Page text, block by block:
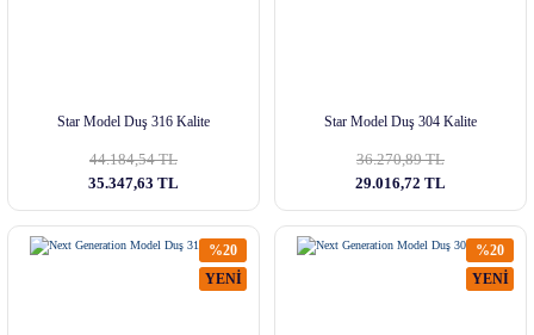
Star Model Duş 316 Kalite
44.184,54 TL
35.347,63 TL
Star Model Duş 304 Kalite
36.270,89 TL
29.016,72 TL
%20
YENİ
%20
YENİ